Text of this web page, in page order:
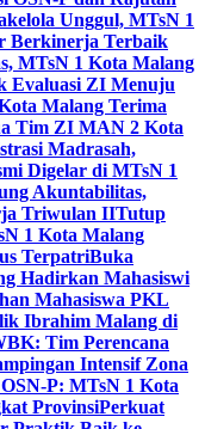
Unggul, MTsN 1
Berkinerja Terbaik
MTsN 1 Kota Malang
Evaluasi ZI Menuju
Malang Terima
Tim ZI MAN 2 Kota
Madrasah,
Digelar di MTsN 1
Akuntabilitas,
Triwulan IITutup
1 Kota Malang
TerpatriBuka
Hadirkan Mahasiswi
Mahasiswa PKL
Ibrahim Malang di
Tim Perencana
Intensif Zona
P: MTsN 1 Kota
ProvinsiPerkuat